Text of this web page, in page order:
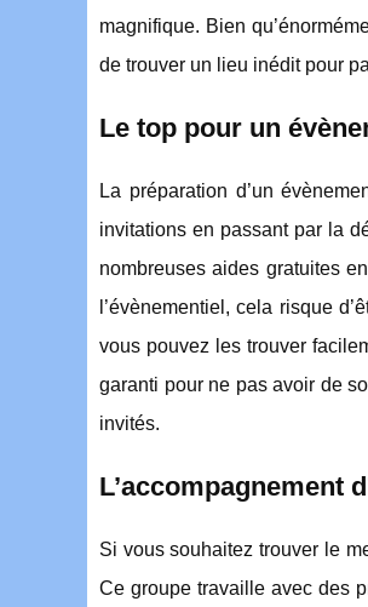
magnifique. Bien
de trouver un lieu inédit pour
Le top pour un
La préparation d’un
invitations en passant par la
nombreuses aides gratuites
l’évènementiel, cela risque
vous pouvez les trouver
garanti pour ne pas avoir de
invités.
L’accompagnement
Si vous souhaitez trouver le
Ce groupe travaille avec des